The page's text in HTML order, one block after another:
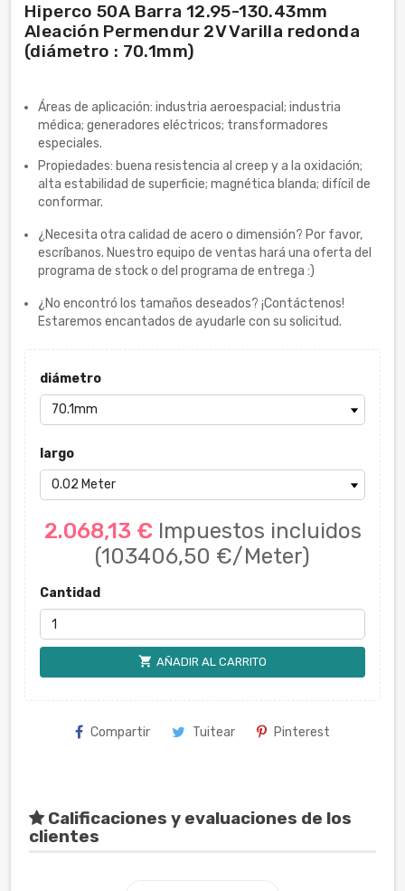
Hiperco 50A Barra 12.95-130.43mm
Aleación Permendur 2V Varilla redonda
(diámetro : 70.1mm)
Áreas de aplicación: industria aeroespacial; industria
médica; generadores eléctricos; transformadores
especiales.
Propiedades: buena resistencia al creep y a la oxidación;
alta estabilidad de superficie; magnética blanda; difícil de
conformar.
¿Necesita otra calidad de acero o dimensión? Por favor,
escríbanos. Nuestro equipo de ventas hará una oferta del
programa de stock o del programa de entrega :)
¿No encontró los tamaños deseados? ¡Contáctenos!
Estaremos encantados de ayudarle con su solicitud.
diámetro
largo
2.068,13 € Impuestos incluidos
(103406,50 €/Meter)
Cantidad
shopping_cart AÑADIR AL CARRITO
Compartir Tuitear Pinterest
Calificaciones y evaluaciones de los
clientes